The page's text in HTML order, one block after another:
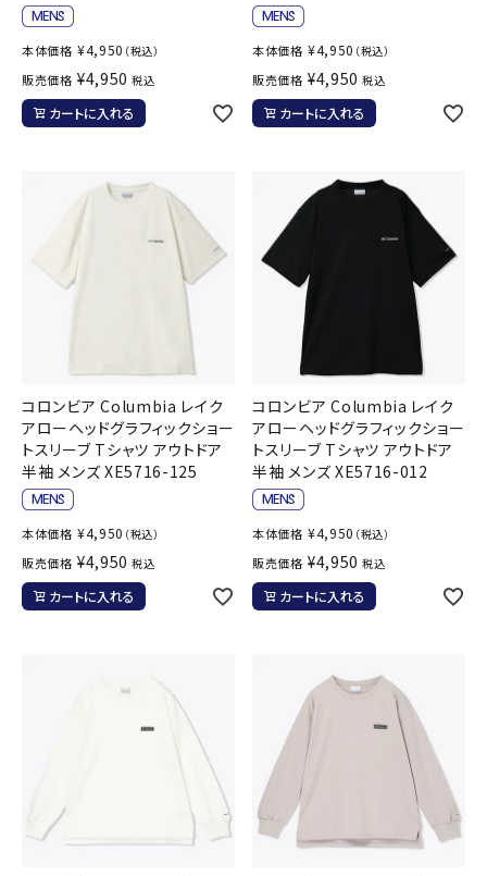
本体価格 ¥4,950 （税込）
販売価格 ¥4,950 税込
カートに入れる
本体価格 ¥4,950 （税込）
販売価格 ¥4,950 税込
カートに入れる
コロンビア Columbia レイク
アローヘッドグラフィックショー
トスリーブ Tシャツ アウトドア
半袖 メンズ XE5716-125
本体価格 ¥4,950 （税込）
販売価格 ¥4,950 税込
カートに入れる
コロンビア Columbia レイク
アローヘッドグラフィックショー
トスリーブ Tシャツ アウトドア
半袖 メンズ XE5716-012
本体価格 ¥4,950 （税込）
販売価格 ¥4,950 税込
カートに入れる